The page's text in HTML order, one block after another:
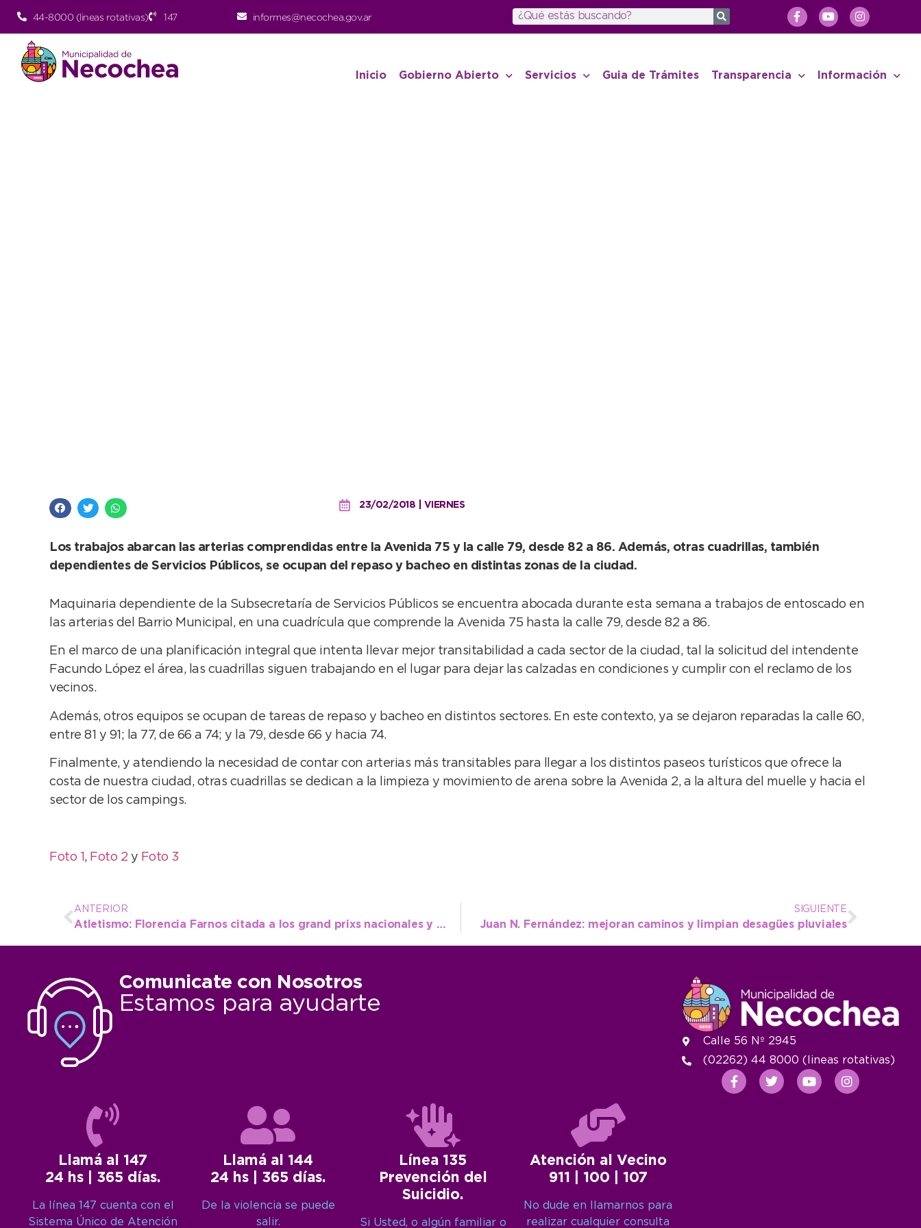
44-8000 (lineas rotativas) 147 informes@necochea.gov.ar
Inicio Gobierno Abierto Servicios Guia de Trámites Transparencia Información
23/02/2018 | VIERNES
Los trabajos abarcan las arterias comprendidas entre la Avenida 75 y la calle 79, desde 82 a 86. Además, otras cuadrillas, también
dependientes de Servicios Públicos, se ocupan del repaso y bacheo en distintas zonas de la ciudad.
Maquinaria dependiente de la Subsecretaría de Servicios Públicos se encuentra abocada durante esta semana a trabajos de entoscado en
las arterias del Barrio Municipal, en una cuadrícula que comprende la Avenida 75 hasta la calle 79, desde 82 a 86.
En el marco de una planificación integral que intenta llevar mejor transitabilidad a cada sector de la ciudad, tal la solicitud del intendente
Facundo López el área, las cuadrillas siguen trabajando en el lugar para dejar las calzadas en condiciones y cumplir con el reclamo de los
vecinos.
Además, otros equipos se ocupan de tareas de repaso y bacheo en distintos sectores. En este contexto, ya se dejaron reparadas la calle 60,
entre 81 y 91; la 77, de 66 a 74; y la 79, desde 66 y hacia 74.
Finalmente, y atendiendo la necesidad de contar con arterias más transitables para llegar a los distintos paseos turísticos que ofrece la
costa de nuestra ciudad, otras cuadrillas se dedican a la limpieza y movimiento de arena sobre la Avenida 2, a la altura del muelle y hacia el
sector de los campings.
Foto 1 ,Foto 2 y Foto 3
ANTERIOR
Atletismo: Florencia Farnos citada a los grand prixs nacionales y sudamericanos
SIGUIENTE
Juan N. Fernández: mejoran caminos y limpian desagües pluviales
Comunicate con Nosotros
Estamos para ayudarte
Llamá al 147
24 hs | 365 días.
La línea 147 cuenta con el
Sistema Único de Atención
Llamá al 144
24 hs | 365 días.
De la violencia se puede
salir.
Línea 135
Prevención del
Suicidio.
Si Usted, o algún familiar o
Atención al Vecino
911 | 100 | 107
No dude en llamarnos para
realizar cualquier consulta
Calle 56 Nº 2945
(02262) 44 8000 (lineas rotativas)